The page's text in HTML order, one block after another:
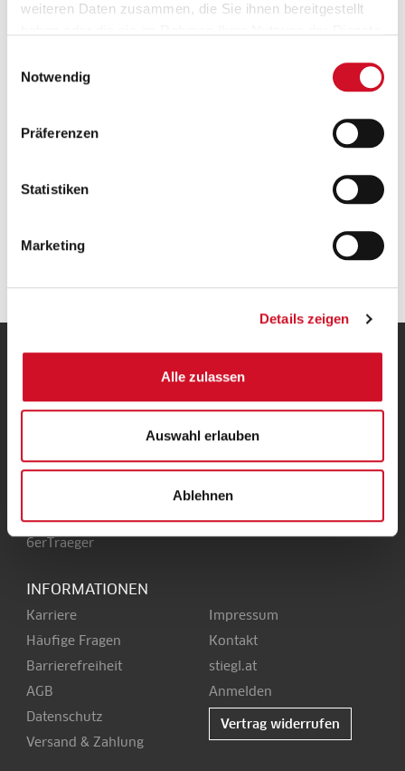
weiteren Daten zusammen, die Sie ihnen bereitgestellt
Notwendig
Präferenzen
Statistiken
Marketing
Details zeigen
Alle zulassen
Auswahl erlauben
Ablehnen
Ab einem Bestellwert von 50 Euro wird deine
Bestellung innerhalb Österreichs gratis versendet.
UNSERE HEIMAT
Kendlerstraße 1
+43 50 1492-0
office@stiegl.at
SERVICE
6erTraeger
INFORMATIONEN
Karriere
Häufige Fragen
Barrierefreiheit
AGB
Datenschutz
Versand & Zahlung
Impressum
Kontakt
stiegl.at
Anmelden
Vertrag widerrufen